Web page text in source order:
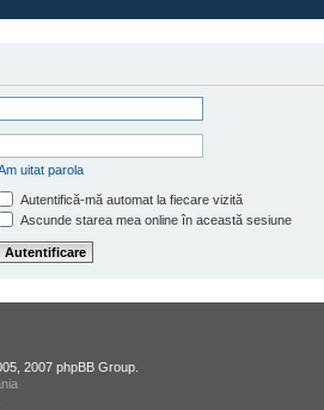
uitat parola
Autentifică-mă automat la fiecare vizită
Ascunde starea mea online în această sesiune
2007 phpBB Group.